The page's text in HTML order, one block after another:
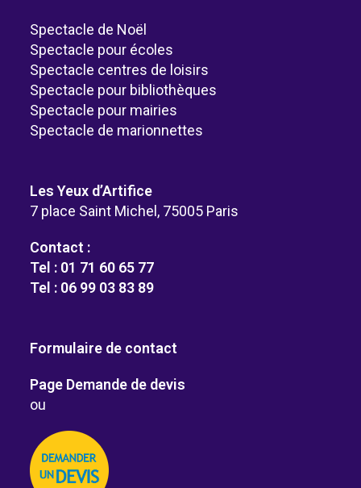
Spectacle de Noël
Spectacle pour écoles
Spectacle centres de loisirs
Spectacle pour bibliothèques
Spectacle pour mairies
Spectacle de marionnettes
Les Yeux d’Artifice
7 place Saint Michel, 75005 Paris
Contact :
Tel : 01 71 60 65 77
Tel : 06 99 03 83 89
Formulaire de contact
Page Demande de devis
ou